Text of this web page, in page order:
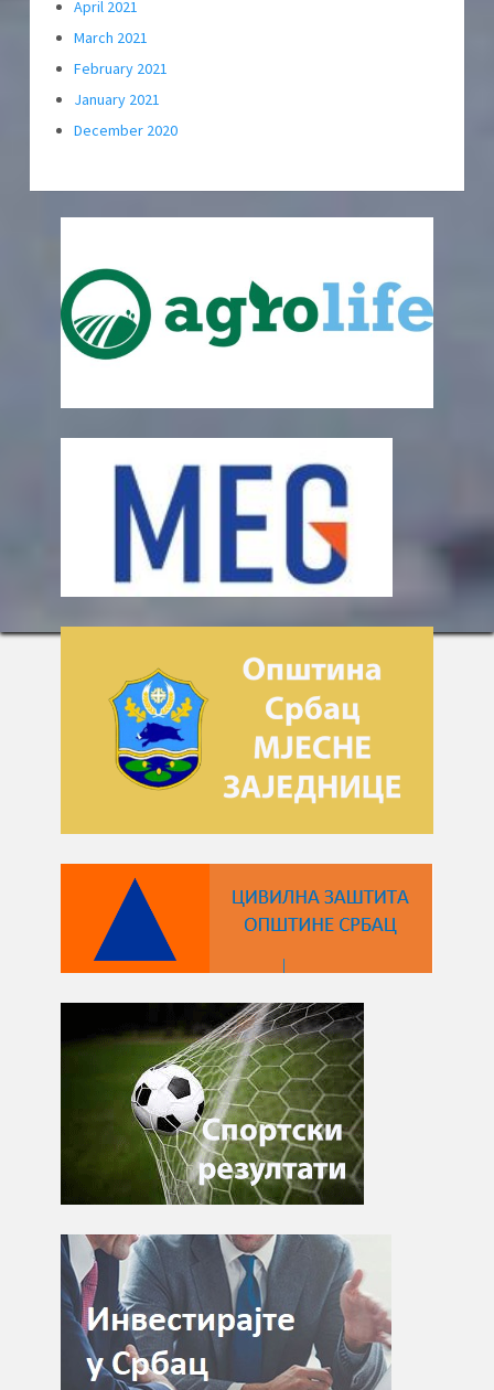
April 2021
March 2021
February 2021
January 2021
December 2020